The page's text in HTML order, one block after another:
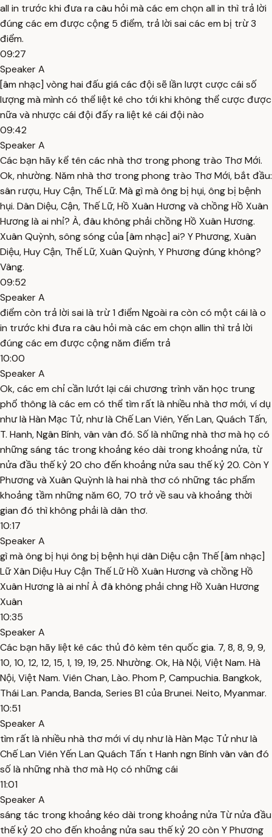
all in trước khi đưa ra câu hỏi mà các em chọn all in thì trả lời
đúng các em được cộng 5 điểm, trả lời sai các em bị trừ 3
điểm.
09:27
Speaker A
[âm nhạc] vòng hai đấu giá các đội sẽ lần lượt cược cái số
lượng mà mình có thể liệt kê cho tới khi không thể cược được
nữa và nhược cái đội đấy ra liệt kê cái đội nào
09:42
Speaker A
Các bạn hãy kể tên các nhà thơ trong phong trào Thơ Mới.
Ok, nhường. Năm nhà thơ trong phong trào Thơ Mới, bắt đầu:
sân rượu, Huy Cận, Thế Lữ. Mà gì mà ông bị hụi, ông bị bệnh
hụi. Dân Diệu, Cận, Thế Lữ, Hồ Xuân Hương và chồng Hồ Xuân
Hương là ai nhỉ? À, đâu không phải chồng Hồ Xuân Hương.
Xuân Quỳnh, sông sóng của [âm nhạc] ai? Y Phương, Xuân
Diệu, Huy Cận, Thế Lữ, Xuân Quỳnh, Y Phương đúng không?
Vâng.
09:52
Speaker A
điểm còn trả lời sai là trừ 1 điểm Ngoài ra còn có một cái là o
in trước khi đưa ra câu hỏi mà các em chọn allin thì trả lời
đúng các em được cộng năm điểm trả
10:00
Speaker A
Ok, các em chỉ cần lướt lại cái chương trình văn học trung
phổ thông là các em có thể tìm rất là nhiều nhà thơ mới, ví dụ
như là Hàn Mạc Tử, như là Chế Lan Viên, Yến Lan, Quách Tấn,
T. Hanh, Ngân Bính, vân vân đó. Số là những nhà thơ mà họ có
những sáng tác trong khoảng kéo dài trong khoảng nửa, từ
nửa đầu thế kỷ 20 cho đến khoảng nửa sau thế kỷ 20. Còn Y
Phương và Xuân Quỳnh là hai nhà thơ có những tác phẩm
khoảng tầm những năm 60, 70 trở về sau và khoảng thời
gian đó thì không phải là dân thơ.
10:17
Speaker A
gì mà ông bị hụi ông bị bệnh hụi dân Diệu cận Thế [âm nhạc]
Lữ Xân Diệu Huy Cận Thế Lữ Hồ Xuân Hương và chồng Hồ
Xuân Hương là ai nhỉ À đâ không phải chng Hồ Xuân Hương
Xuân
10:35
Speaker A
Các bạn hãy liệt kê các thủ đô kèm tên quốc gia. 7, 8, 8, 9, 9,
10, 10, 12, 12, 15, 1, 19, 19, 25. Nhường. Ok, Hà Nội, Việt Nam. Hà
Nội, Việt Nam. Viên Chan, Lào. Phom P, Campuchia. Bangkok,
Thái Lan. Panda, Banda, Series B1 của Brunei. Neito, Myanmar.
10:51
Speaker A
tìm rất là nhiều nhà thơ mới ví dụ như là Hàn Mạc Tử như là
Chế Lan Viên Yến Lan Quách Tấn t Hanh ngn Bính vân vân đó
số là những nhà thơ mà Họ có những cái
11:01
Speaker A
sáng tác trong khoảng kéo dài trong khoảng nửa Từ nửa đầu
thế kỷ 20 cho đến khoảng nửa sau thế kỷ 20 còn Y Phương